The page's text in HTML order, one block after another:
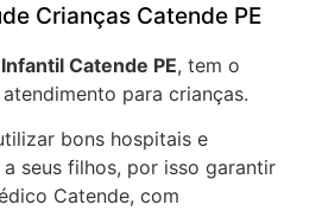
Crianças Catende PE
Catende PE, tem o
para crianças.
bons hospitais e
seus filhos, por isso garantir
Catende, com